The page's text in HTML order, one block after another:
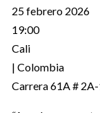
25 febrero 2026
19:00
Cali
| Colombia
Carrera 61A #